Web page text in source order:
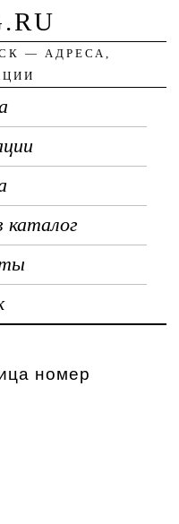
— АДРЕСА,
каталог
номер